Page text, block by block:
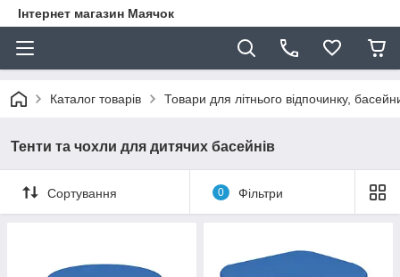
Інтернет магазин Маячок
Каталог товарів Товари для літнього відпочинку,
Тенти та чохли для дитячих басейнів
Сортування 0 Фільтри